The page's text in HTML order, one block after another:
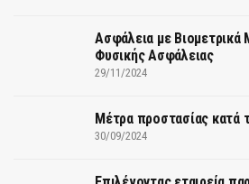
Ασφάλεια με
Φυσικής Ασφάλειας
29/11/2024
Μέτρα προστασίας κατά
30/09/2024